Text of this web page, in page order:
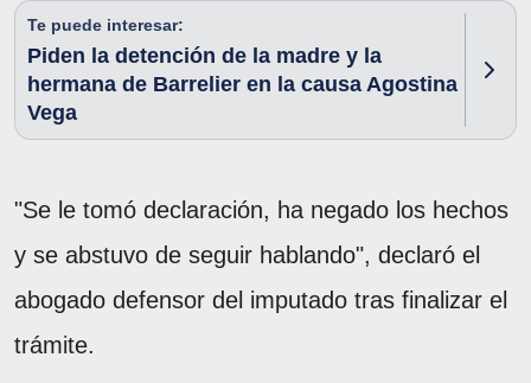
Te puede interesar:
Piden la detención de la madre y la
hermana de Barrelier en la causa Agostina
Vega
"Se le tomó declaración, ha negado los hechos
y se abstuvo de seguir hablando", declaró el
abogado defensor del imputado tras finalizar el
trámite.